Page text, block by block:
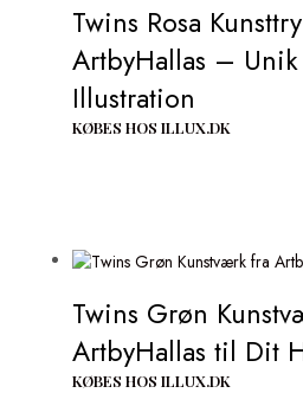
Twins Rosa
ArtbyHallas – Unik
Illustration
KØBES HOS ILLUX.DK
Twins Grøn
ArtbyHallas til Dit
KØBES HOS ILLUX.DK